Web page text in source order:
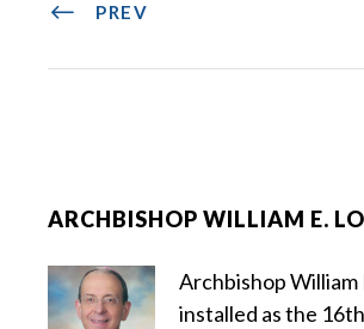
PREV
ARCHBISHOP WILLIAM E.
Archbishop William
installed as the